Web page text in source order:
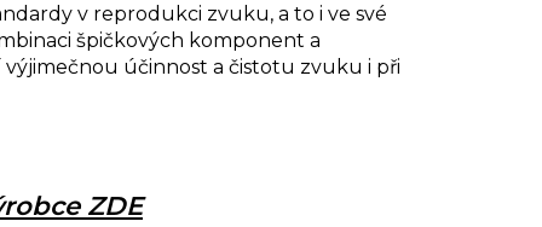
v reprodukci zvuku, a to i ve své
špičkových komponent a
účinnost a čistotu zvuku i při
ZDE